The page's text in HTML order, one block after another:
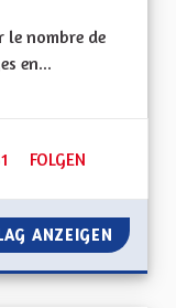
le nombre de
en...
51 FOLLOWER
FOLGEN
DÉVELOPPEMENT
ANZEIGEN